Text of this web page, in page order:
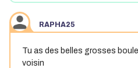
RAPHA25
Tu as des belles grosses
voisin